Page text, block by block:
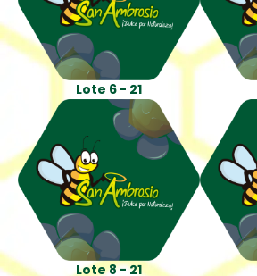
Lote 6 - 21
Lote 8 - 21